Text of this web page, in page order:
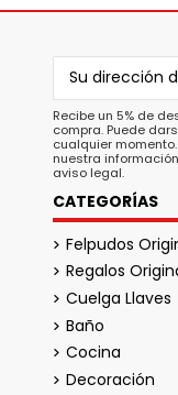
Recibe un 5% de
compra. Puede
cualquier
nuestra
aviso legal.
CATEGORÍAS
Felpudos
Regalos
Cuelga Llaves
Baño
Cocina
Decoración